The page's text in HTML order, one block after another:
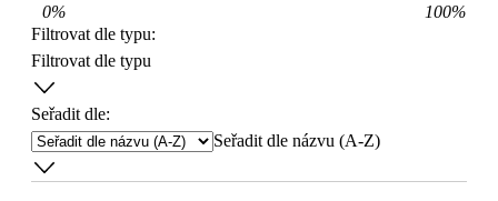
0% 100%
Filtrovat dle typu:
Filtrovat dle typu
Seřadit dle:
Seřadit dle názvu (A-Z)